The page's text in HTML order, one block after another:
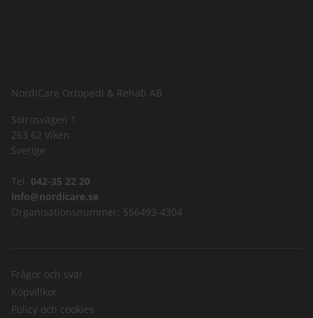
NordiCare Ortopedi & Rehab AB
Solrosvägen 1
263 62 Viken
Sverige
Tel. 042-35 22 20
info@nordicare.se
Organisationsnummer: 556493-4304
Frågor och svar
Köpvillkor
Policy och cookies